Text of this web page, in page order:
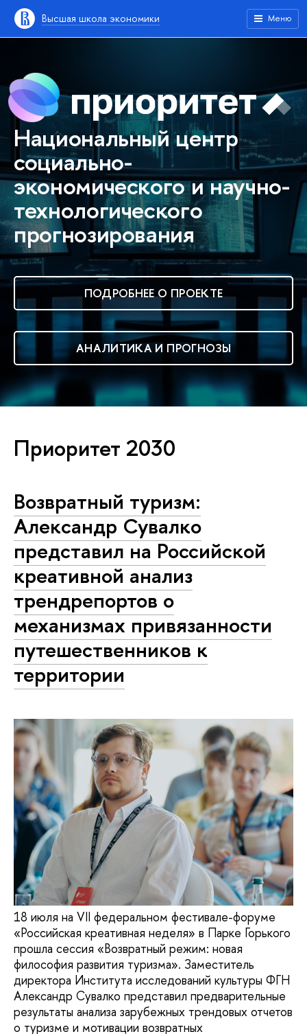
Высшая школа экономики Меню
Национальный центр
социально-
экономического и научно-
технологического
прогнозирования
ПОДРОБНЕЕ О ПРОЕКТЕ
АНАЛИТИКА И ПРОГНОЗЫ
Приоритет 2030
Возвратный туризм:
Александр Сувалко
представил на Российской
креативной анализ
трендрепортов о
механизмах привязанности
путешественников к
территории
18 июля на VII федеральном фестивале-форуме
«Российская креативная неделя» в Парке Горького
прошла сессия «Возвратный режим: новая
философия развития туризма». Заместитель
директора Института исследований культуры ФГН
Александр Сувалко представил предварительные
результаты анализа зарубежных трендовых отчетов
о туризме и мотивации возвратных